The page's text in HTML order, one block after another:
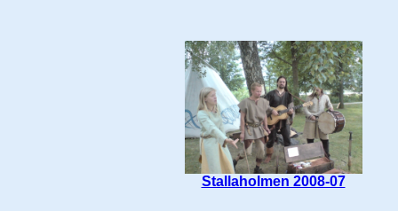
Stallaholmen 2008-07